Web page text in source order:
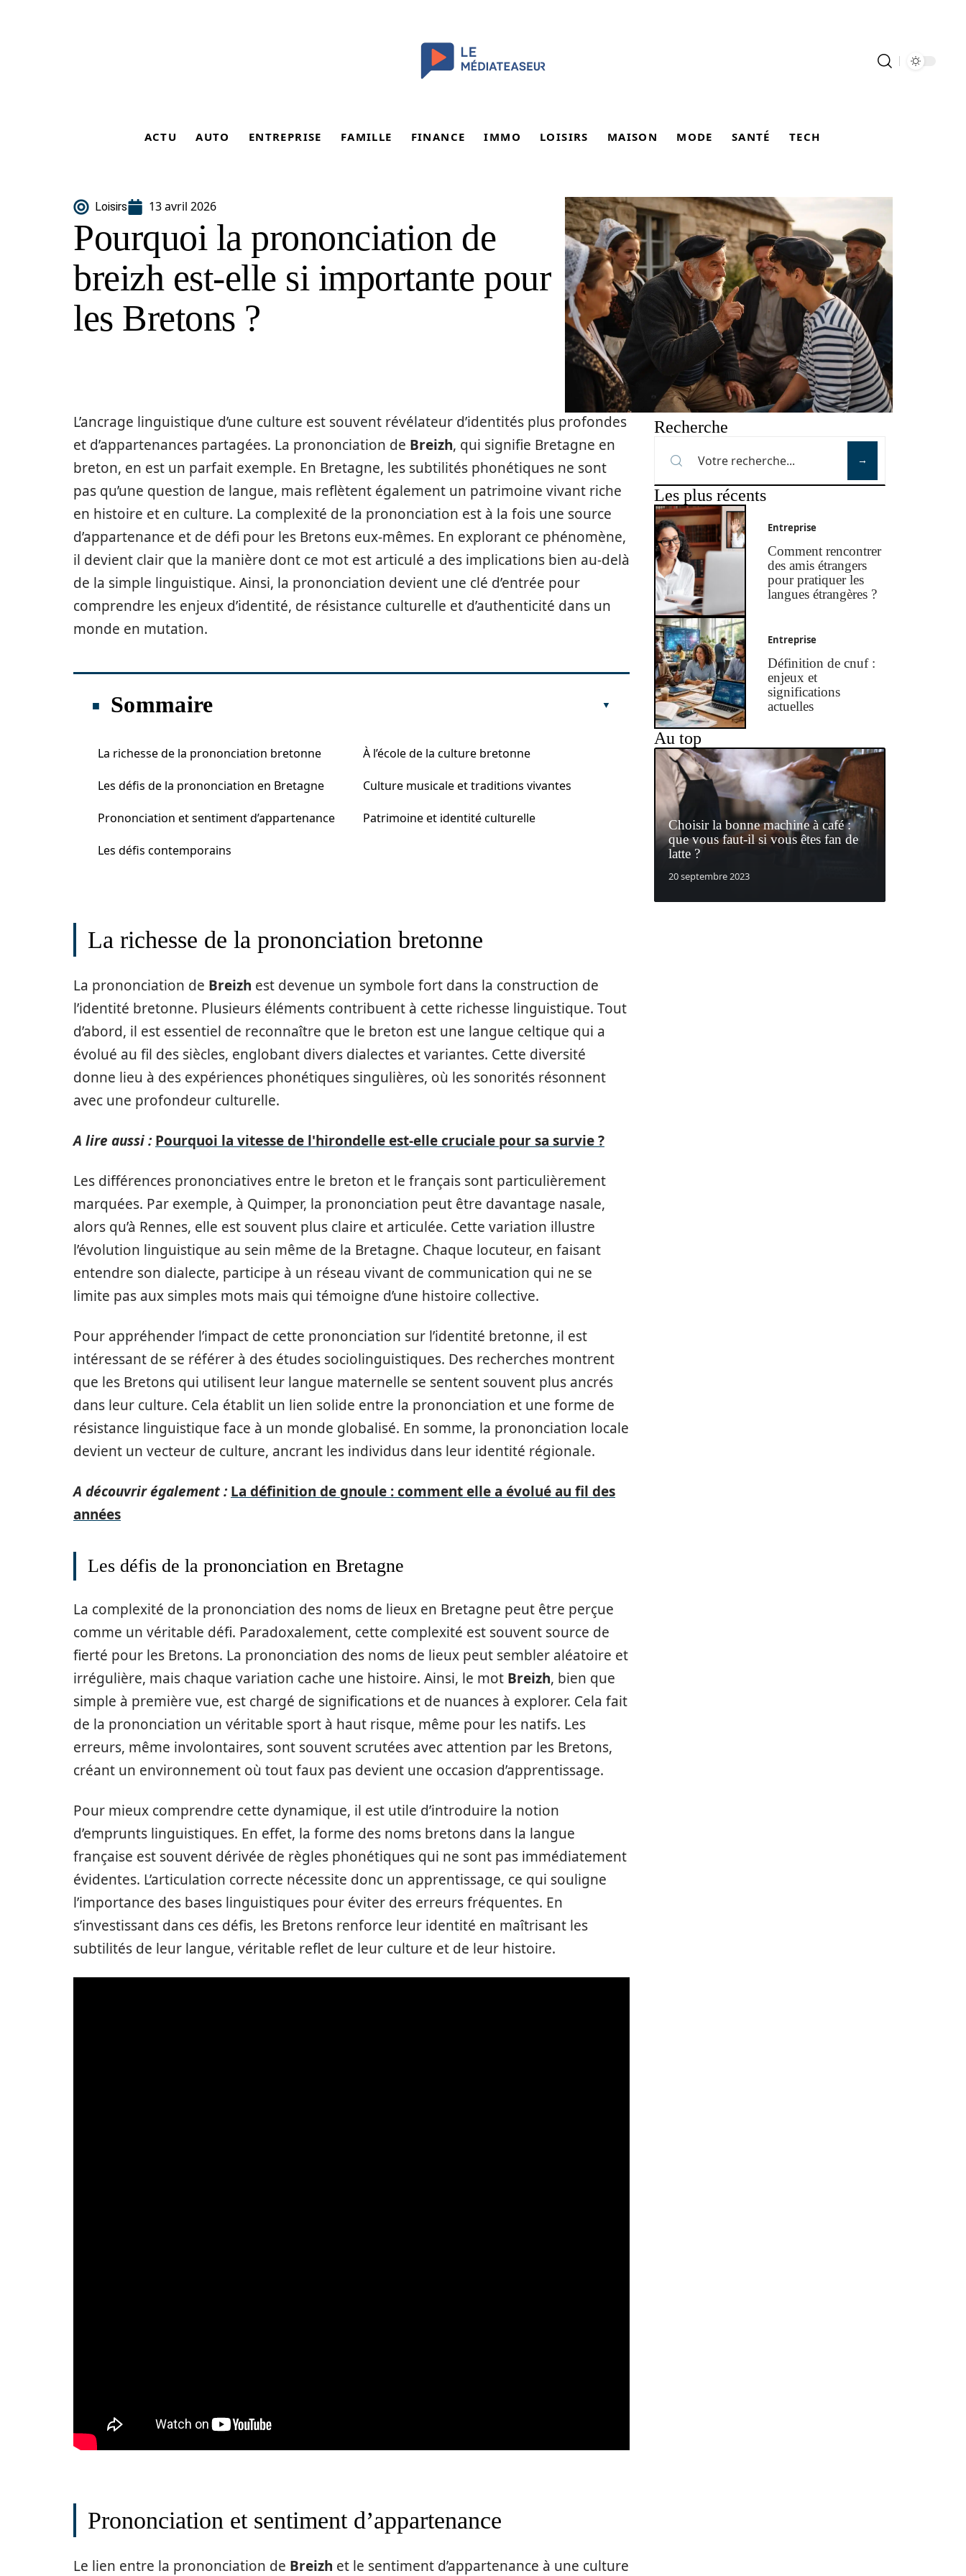
ACTU AUTO ENTREPRISE FAMILLE FINANCE IMMO LOISIRS MAISON MODE SANTÉ TECH
Loisirs 13 avril 2026
Pourquoi la prononciation de
breizh est-elle si importante pour
les Bretons ?
L’ancrage linguistique d’une culture est souvent révélateur d’identités plus profondes
et d’appartenances partagées. La prononciation de Breizh, qui signifie Bretagne en
breton, en est un parfait exemple. En Bretagne, les subtilités phonétiques ne sont
pas qu’une question de langue, mais reflètent également un patrimoine vivant riche
en histoire et en culture. La complexité de la prononciation est à la fois une source
d’appartenance et de défi pour les Bretons eux-mêmes. En explorant ce phénomène,
il devient clair que la manière dont ce mot est articulé a des implications bien au-delà
de la simple linguistique. Ainsi, la prononciation devient une clé d’entrée pour
comprendre les enjeux d’identité, de résistance culturelle et d’authenticité dans un
monde en mutation.
Sommaire
La richesse de la prononciation bretonne
Les défis de la prononciation en Bretagne
Prononciation et sentiment d’appartenance
Les défis contemporains
À l’école de la culture bretonne
Culture musicale et traditions vivantes
Patrimoine et identité culturelle
La richesse de la prononciation bretonne
La prononciation de Breizh est devenue un symbole fort dans la construction de
l’identité bretonne. Plusieurs éléments contribuent à cette richesse linguistique. Tout
d’abord, il est essentiel de reconnaître que le breton est une langue celtique qui a
évolué au fil des siècles, englobant divers dialectes et variantes. Cette diversité
donne lieu à des expériences phonétiques singulières, où les sonorités résonnent
avec une profondeur culturelle.
A lire aussi : Pourquoi la vitesse de l'hirondelle est-elle cruciale pour sa survie ?
Les différences prononciatives entre le breton et le français sont particulièrement
marquées. Par exemple, à Quimper, la prononciation peut être davantage nasale,
alors qu’à Rennes, elle est souvent plus claire et articulée. Cette variation illustre
l’évolution linguistique au sein même de la Bretagne. Chaque locuteur, en faisant
entendre son dialecte, participe à un réseau vivant de communication qui ne se
limite pas aux simples mots mais qui témoigne d’une histoire collective.
Pour appréhender l’impact de cette prononciation sur l’identité bretonne, il est
intéressant de se référer à des études sociolinguistiques. Des recherches montrent
que les Bretons qui utilisent leur langue maternelle se sentent souvent plus ancrés
dans leur culture. Cela établit un lien solide entre la prononciation et une forme de
résistance linguistique face à un monde globalisé. En somme, la prononciation locale
devient un vecteur de culture, ancrant les individus dans leur identité régionale.
A découvrir également : La définition de gnoule : comment elle a évolué au fil des
années
Les défis de la prononciation en Bretagne
La complexité de la prononciation des noms de lieux en Bretagne peut être perçue
comme un véritable défi. Paradoxalement, cette complexité est souvent source de
fierté pour les Bretons. La prononciation des noms de lieux peut sembler aléatoire et
irrégulière, mais chaque variation cache une histoire. Ainsi, le mot Breizh, bien que
simple à première vue, est chargé de significations et de nuances à explorer. Cela fait
de la prononciation un véritable sport à haut risque, même pour les natifs. Les
erreurs, même involontaires, sont souvent scrutées avec attention par les Bretons,
créant un environnement où tout faux pas devient une occasion d’apprentissage.
Pour mieux comprendre cette dynamique, il est utile d’introduire la notion
d’emprunts linguistiques. En effet, la forme des noms bretons dans la langue
française est souvent dérivée de règles phonétiques qui ne sont pas immédiatement
évidentes. L’articulation correcte nécessite donc un apprentissage, ce qui souligne
l’importance des bases linguistiques pour éviter des erreurs fréquentes. En
s’investissant dans ces défis, les Bretons renforce leur identité en maîtrisant les
subtilités de leur langue, véritable reflet de leur culture et de leur histoire.
Prononciation et sentiment d’appartenance
Le lien entre la prononciation de Breizh et le sentiment d’appartenance à une culture
Recherche
Les plus récents
Entreprise
Comment rencontrer
des amis étrangers
pour pratiquer les
langues étrangères ?
Entreprise
Définition de cnuf :
enjeux et
significations
actuelles
Au top
Choisir la bonne machine à café :
que vous faut-il si vous êtes fan de
latte ?
20 septembre 2023